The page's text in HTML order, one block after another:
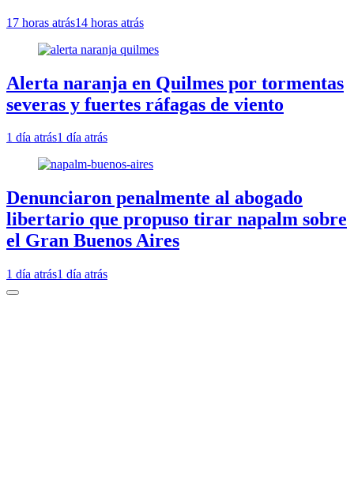
17 horas atrás14 horas atrás
Alerta naranja en Quilmes por tormentas
severas y fuertes ráfagas de viento
1 día atrás1 día atrás
Denunciaron penalmente al abogado
libertario que propuso tirar napalm sobre
el Gran Buenos Aires
1 día atrás1 día atrás